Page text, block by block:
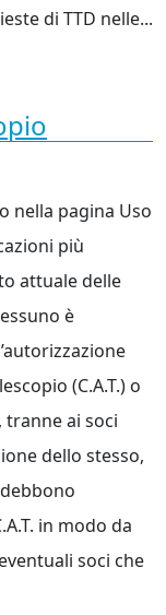
di TTD nelle...
nella pagina Uso
più
attuale delle
è
(C.A.T.) o
tranne ai soci
dello stesso,
in modo da
soci che